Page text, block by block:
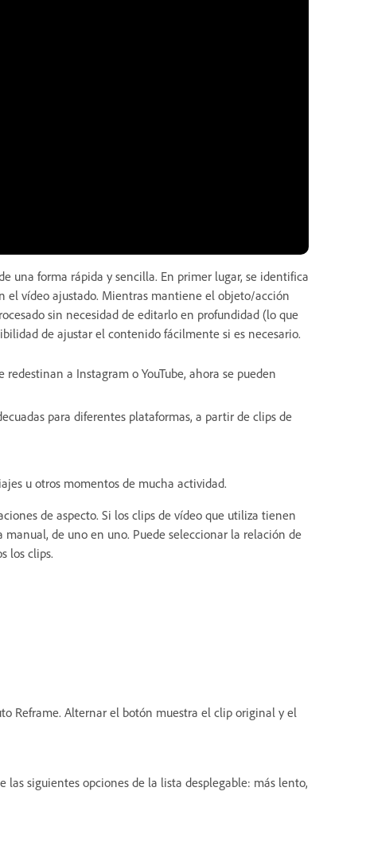
una forma rápida y sencilla. En primer lugar, se identifica
el vídeo ajustado. Mientras mantiene el objeto/acción
sin necesidad de editarlo en profundidad (lo que
de ajustar el contenido fácilmente si es necesario.
a Instagram o YouTube, ahora se pueden
para diferentes plataformas, a partir de clips de
u otros momentos de mucha actividad.
de aspecto. Si los clips de vídeo que utiliza tienen
de uno en uno. Puede seleccionar la relación de
los clips.
Reframe. Alternar el botón muestra el clip original y el
siguientes opciones de la lista desplegable: más lento,